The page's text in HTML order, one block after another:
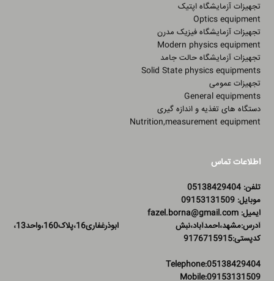
تجهیزات آزمایشگاه اپتیک
Optics equipment
تجهیزات آزمایشگاه فیزیک مدرن
Modern physics equipment
تجهیزات آزمایشگاه حالت جامد
Solid State physics equipments
تجهیزات عمومی
General equipments
دستگاه های تغذیه و اندازه گیری
Nutrition,measurement equipment
اطلاعات تماس
تلفن: 05138429404
موبایل: 09153131509
ایمیل: fazel.borna@gmail.com
آدرس:مشهد،احمدآباد،نبش ابوذرغفاری16،پلاک160،واحد13،
کدپستی:9176715915
Telephone:05138429404
Mobile:09153131509